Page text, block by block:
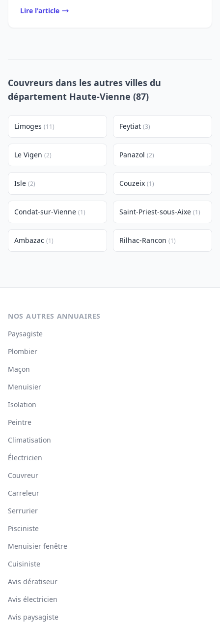
Lire l'article
Couvreurs dans les autres villes du
département Haute-Vienne (87)
Limoges (11) Feytiat (3)
Le Vigen (2) Panazol (2)
Isle (2) Couzeix (1)
Condat-sur-Vienne (1) Saint-Priest-sous-Aixe (1)
Ambazac (1) Rilhac-Rancon (1)
NOS AUTRES ANNUAIRES
Paysagiste
Plombier
Maçon
Menuisier
Isolation
Peintre
Climatisation
Électricien
Couvreur
Carreleur
Serrurier
Pisciniste
Menuisier fenêtre
Cuisiniste
Avis dératiseur
Avis électricien
Avis paysagiste